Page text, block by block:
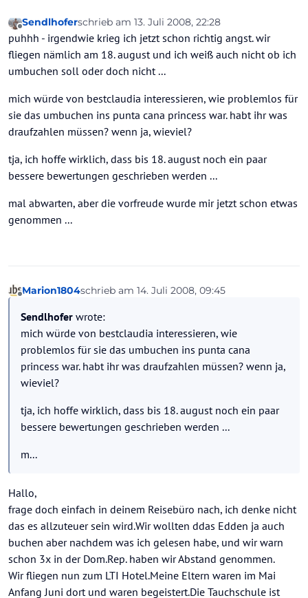
Offline
Sendlhoferschrieb am 13. Juli 2008, 22:28
zuletzt editiert von
puhhh - irgendwie krieg ich jetzt schon richtig angst. wir
fliegen nämlich am 18. august und ich weiß auch nicht ob ich
umbuchen soll oder doch nicht ...
mich würde von bestclaudia interessieren, wie problemlos für
sie das umbuchen ins punta cana princess war. habt ihr was
draufzahlen müssen? wenn ja, wieviel?
tja, ich hoffe wirklich, dass bis 18. august noch ein paar
bessere bewertungen geschrieben werden ...
mal abwarten, aber die vorfreude wurde mir jetzt schon etwas
genommen ...
Offline
Marion1804schrieb am 14. Juli 2008, 09:45
zuletzt editiert von
Sendlhofer wrote:
mich würde von bestclaudia interessieren, wie
problemlos für sie das umbuchen ins punta cana
princess war. habt ihr was draufzahlen müssen? wenn ja,
wieviel?
tja, ich hoffe wirklich, dass bis 18. august noch ein paar
bessere bewertungen geschrieben werden ...
m...
Hallo,
frage doch einfach in deinem Reisebüro nach, ich denke nicht
das es allzuteuer sein wird.Wir wollten ddas Edden ja auch
buchen aber nachdem was ich gelesen habe, und wir warn
schon 3x in der Dom.Rep. haben wir Abstand genommen.
Wir fliegen nun zum LTI Hotel.Meine Eltern waren im Mai
Anfang Juni dort und waren begeistert.Die Tauchschule ist